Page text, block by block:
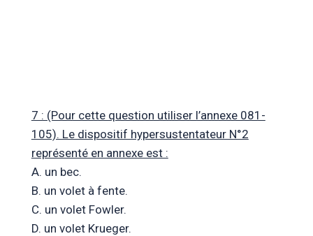
7 : (Pour cette question utiliser l’annexe 081-
105). Le dispositif hypersustentateur N°2
représenté en annexe est :
A. un bec.
B. un volet à fente.
C. un volet Fowler.
D. un volet Krueger.